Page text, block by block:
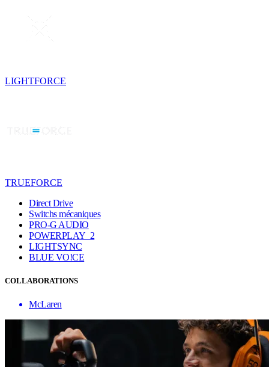
LIGHTFORCE
TRUEFORCE
Direct Drive
Switchs mécaniques
PRO-G AUDIO
POWERPLAY 2
LIGHTSYNC
BLUE VO!CE
COLLABORATIONS
McLaren